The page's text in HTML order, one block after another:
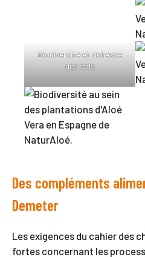
Biodiversité et richesse
des sols
Des compléments
Demeter
Les exigences du cahier des
fortes concernant les